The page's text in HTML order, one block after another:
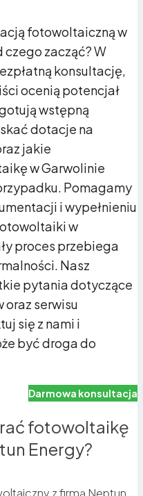
fotowoltaiczną w
czego zacząć? W
konsultację,
ocenią potencjał
wstępną
dotacje na
jakie
w Garwolinie
Pomagamy
i wypełnieniu
w
proces przebiega
Nasz
pytania dotyczące
oraz serwisu
się z nami i
być droga do
Darmowa konsultacja
fotowoltaikę
Energy?
z firmą Neptun